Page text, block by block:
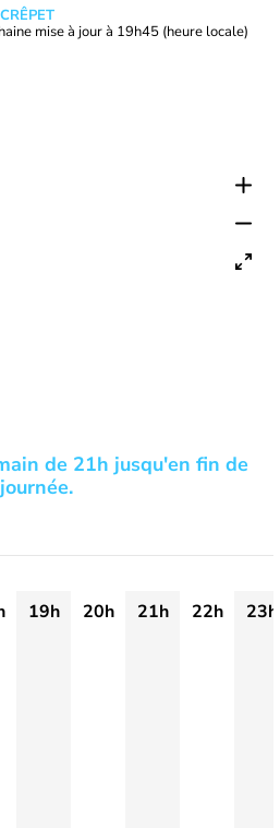
mise à jour à 19h45 (heure locale)
de 21h jusqu'en fin de
journée.
19h 20h 21h 22h
23h